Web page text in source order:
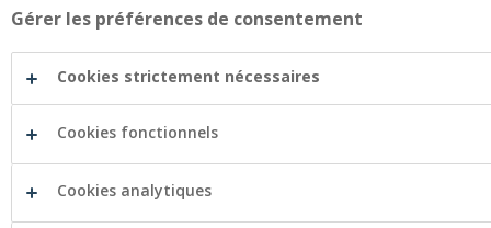
Gérer les préférences de consentement
Cookies strictement nécessaires
Cookies fonctionnels
Cookies analytiques